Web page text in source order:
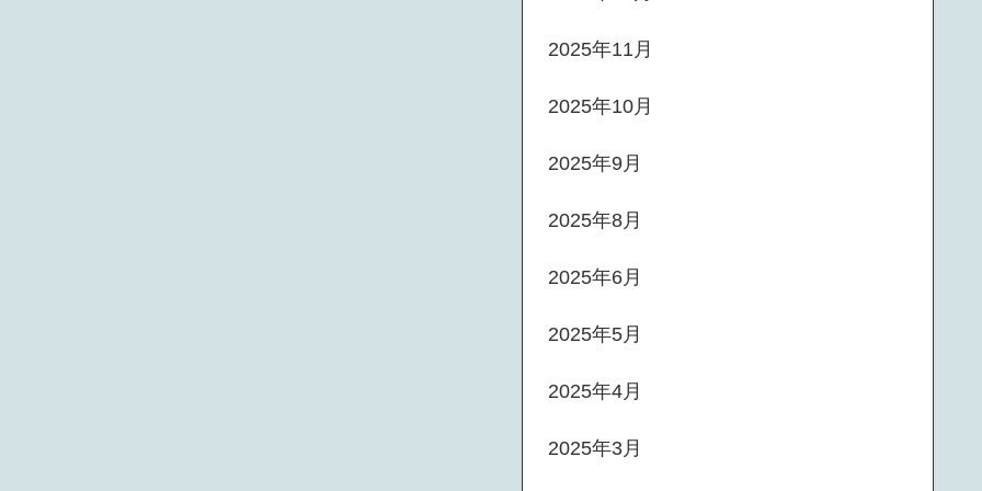
2025年11月
2025年10月
2025年9月
2025年8月
2025年6月
2025年5月
2025年4月
2025年3月